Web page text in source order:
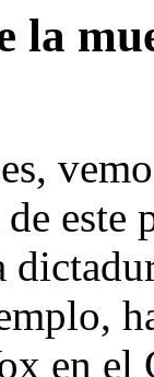
la
en el